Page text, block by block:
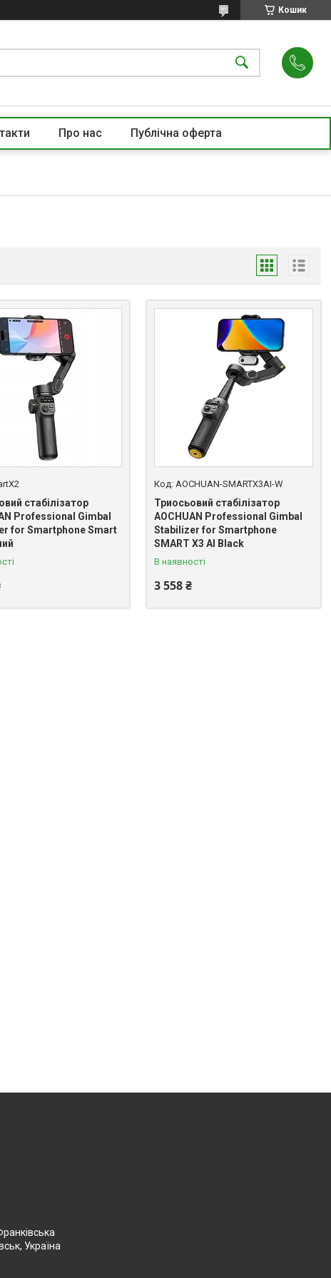
Кошик
Про нас Публічна оферта
стабілізатор
Professional Gimbal
for Smartphone Smart
AOCHUAN-SMARTX3AI-W
Триосьовий стабілізатор
AOCHUAN Professional Gimbal
Stabilizer for Smartphone
SMART X3 AI Black
В наявності
3 558 ₴
Україна